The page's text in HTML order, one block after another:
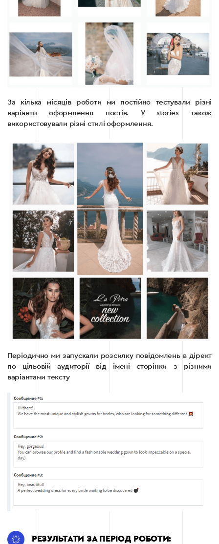
За кілька місяців роботи ми постійно тестували різні
варіанти оформлення постів. У stories також
використовували різні стилі оформлення.
Періодично ми запускали розсилку повідомлень в дірект
по цільовій аудиторії від імені сторінки з різними
варіантами тексту
РЕЗУЛЬТАТИ ЗА ПЕРІОД РОБОТИ: